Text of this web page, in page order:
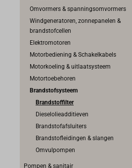
Omvormers & spanningsomvormers
Windgeneratoren, zonnepanelen &
brandstofcellen
Elektromotoren
Motorbediening & Schakelkabels
Motorkoeling & uitlaatsysteem
Motortoebehoren
Brandstofsysteem
Brandstoffilter
Dieselolieadditieven
Brandstofafsluiters
Brandstofleidingen & slangen
Omvulpompen
Pompen & sanitair